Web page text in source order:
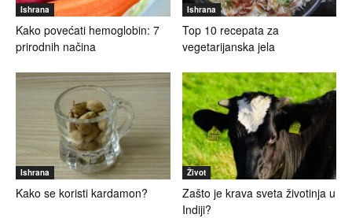
Ishrana
Kako povećati hemoglobin: 7
prirodnih načina
Ishrana
Top 10 recepata za
vegetarijanska jela
Ishrana
Kako se koristi kardamon?
Život
Zašto je krava sveta životinja u
Indiji?